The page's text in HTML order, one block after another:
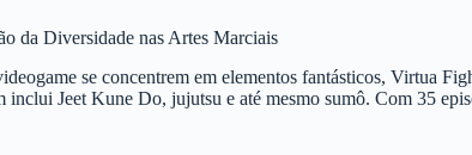
da Diversidade nas Artes Marciais
se concentrem em elementos fantásticos, Virtua
inclui Jeet Kune Do, jujutsu e até mesmo sumô. Com 35